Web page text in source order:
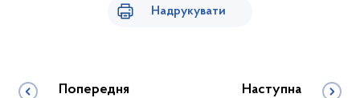
Надрукувати
Попередня Наступна